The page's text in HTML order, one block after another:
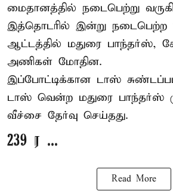
மைதானத்தில் நடைபெற்று
இத்தொடரில் இன்று நடைபெற்ற
ஆட்டத்தில் மதுரை பாந்தர்ஸ்,
அணிகள் மோதின.
இப்போட்டிக்கான டாஸ்
டாஸ் வென்ற மதுரை பாந்தர்ஸ்
வீச்சை தேர்வு செய்தது.
239 ர ...
Read More